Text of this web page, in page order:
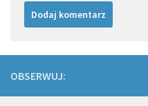
OBSERWUJ: